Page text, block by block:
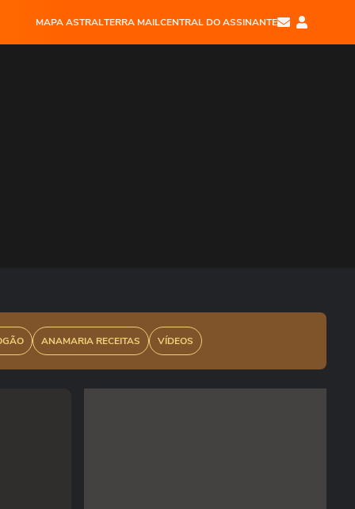
MAPA ASTRALTERRA MAILCENTRAL DO ASSINANTE
ANAMARIA RECEITAS VÍDEOS